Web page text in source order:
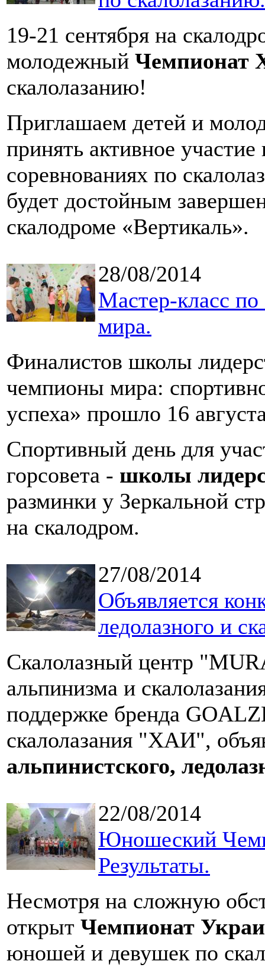
19-21 сентября на
молодежный Чемпионат
скалолазанию!
Приглашаем детей и
принять активное
соревнованиях по
будет достойным
скалодроме «Вертикаль».
28/08/2014
Мастер-класс
мира.
Финалистов школы
чемпионы мира:
успеха» прошло 16
Спортивный день для
горсовета - школы
разминки у Зеркальной
на скалодром.
27/08/2014
Объявляется
ледолазного и
Скалолазный центр
альпинизма и
поддержке бренда
скалолазания "ХАИ",
альпинистского,
22/08/2014
Юношеский
Результаты.
Несмотря на сложную
открыт Чемпионат
юношей и девушек по